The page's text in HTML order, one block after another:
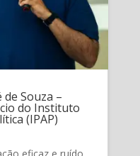
Souza –
do Instituto
(IPAP)
eficaz e ruído